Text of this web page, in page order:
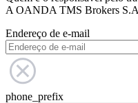
A OANDA TMS Brokers
Endereço de e-mail
phone_prefix